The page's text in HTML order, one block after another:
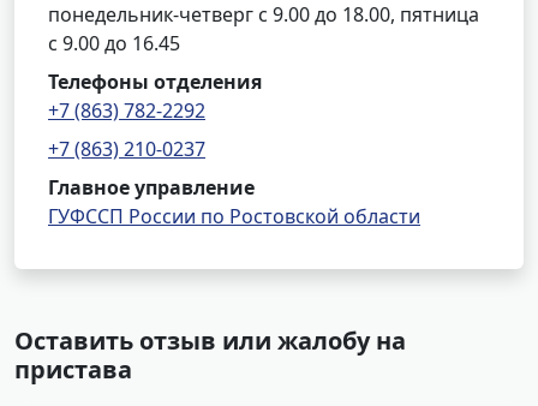
понедельник-четверг с 9.00 до 18.00, пятница
с 9.00 до 16.45
Телефоны отделения
+7 (863) 782-2292
+7 (863) 210-0237
Главное управление
ГУФССП России по Ростовской области
Оставить отзыв или жалобу на
пристава